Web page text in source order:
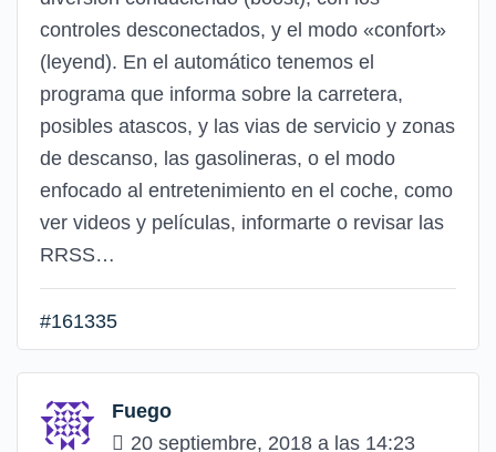
controles desconectados, y el modo «confort»
(leyend). En el automático tenemos el
programa que informa sobre la carretera,
posibles atascos, y las vias de servicio y zonas
de descanso, las gasolineras, o el modo
enfocado al entretenimiento en el coche, como
ver videos y películas, informarte o revisar las
RRSS…
#161335
Fuego
20 septiembre, 2018 a las 14:23